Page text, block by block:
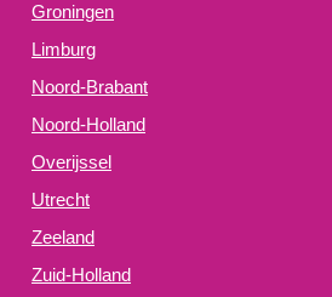
Groningen
Limburg
Noord-Brabant
Noord-Holland
Overijssel
Utrecht
Zeeland
Zuid-Holland